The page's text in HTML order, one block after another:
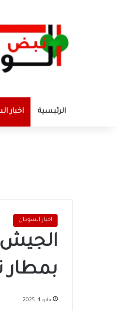
الرئيسية اخبار
اخبار السودان
الجيش
بمطار
مايو 4, 2025